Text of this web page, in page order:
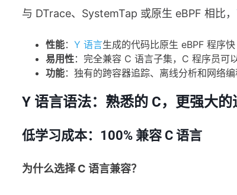
与 DTrace、SystemTap 或原生 eBPF 相比，
性能： Y 语言生成的代码比原生 eBPF 程序
易用性：完全兼容 C 语言子集，C 程序员可
功能：独有的跨容器追踪、离线分析和网络
Y 语言语法：熟悉的 C，更强大的
低学习成本：100% 兼容 C 语言
为什么选择 C 语言兼容？